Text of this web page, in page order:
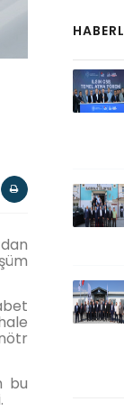
bu